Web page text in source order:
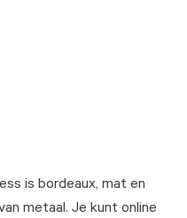
is bordeaux, mat en
metaal. Je kunt online